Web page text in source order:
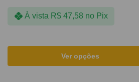
À vista R$47,58 no Pix
Ver opções